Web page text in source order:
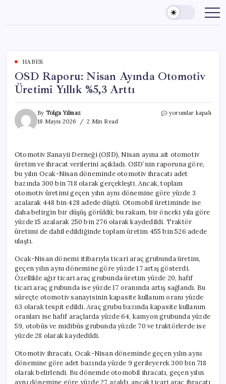
content
HABER
OSD Raporu: Nisan Ayında Otomotiv
Üretimi Yıllık %5,3 Arttı
By Tolga Yılmaz
18 Mayıs 2026
2 Min Read
OSD
Üretimi
Yıllık
%5,3
Arttı
için
yorumlar kapalı
Otomotiv Sanayii Derneği (OSD), Nisan ayına ait otomotiv
üretim ve ihracat verilerini açıkladı. OSD’nin raporuna göre,
bu yılın Ocak-Nisan döneminde otomotiv ihracatı adet
bazında 300 bin 718 olarak gerçekleşti. Ancak, toplam
otomotiv üretimi geçen yılın aynı dönemine göre yüzde 3
azalarak 448 bin 428 adede düştü. Otomobil üretiminde ise
daha belirgin bir düşüş görüldü; bu rakam, bir önceki yıla göre
yüzde 15 azalarak 250 bin 276 olarak kaydedildi. Traktör
üretimi de dahil edildiğinde toplam üretim 455 bin 526 adede
ulaştı.
Ocak-Nisan dönemi itibarıyla ticari araç grubunda üretim,
geçen yılın aynı dönemine göre yüzde 17 artış gösterdi.
Özellikle ağır ticari araç grubunda üretim yüzde 20, hafif
ticari araç grubunda ise yüzde 17 oranında artış sağlandı. Bu
süreçte otomotiv sanayisinin kapasite kullanım oranı yüzde
63 olarak tespit edildi. Araç grubu bazında kapasite kullanım
oranları ise hafif araçlarda yüzde 64, kamyon grubunda yüzde
59, otobüs ve midibüs grubunda yüzde 70 ve traktörlerde ise
yüzde 28 olarak kaydedildi.
Otomotiv ihracatı, Ocak-Nisan döneminde geçen yılın aynı
dönemine göre adet bazında yüzde 9 gerileyerek 300 bin 718
olarak belirlendi. Bu dönemde otomobil ihracatı, geçen yılın
aynı dönemine göre yüzde 27 azaldı, ancak ticari araç ihracatı